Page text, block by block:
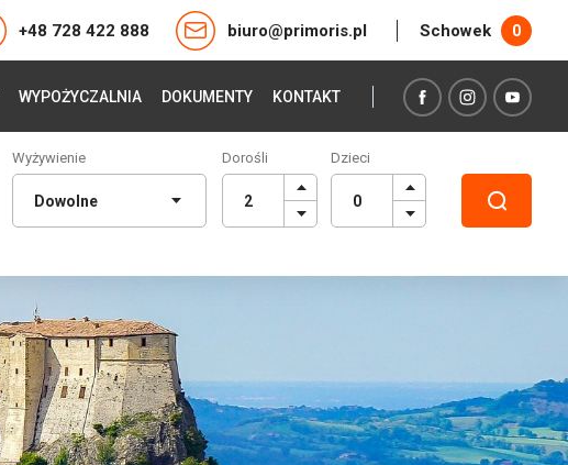
+48 728 422 888 biuro@primoris.pl Schowek 0
WYPOŻYCZALNIA DOKUMENTY KONTAKT
Wyżywienie Dorośli Dzieci